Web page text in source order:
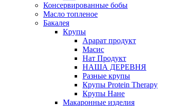
Консервированные бобы
Масло топленое
Бакалея
Крупы
Арарат продукт
Масис
Нат Продукт
НАША ДЕРЕВНЯ
Разные крупы
Крупы Protein Therapy
Крупы Нане
Макаронные изделия